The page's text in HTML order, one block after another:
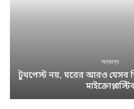
অন্যান্য
টুথপেস্ট নয়, ঘরের আরও যেসব